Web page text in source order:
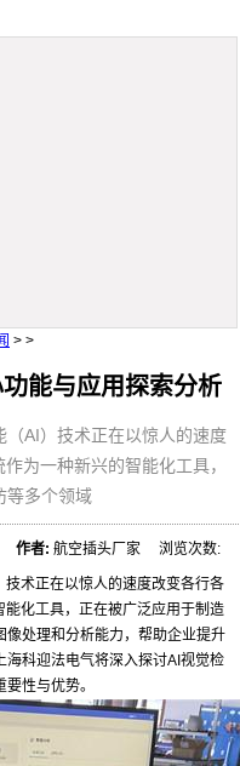
> >
能与应用探索分析
AI）技术正在以惊人的速度
为一种新兴的智能化工具，
等多个领域
作者: 航空插头厂家 浏览次数:
术正在以惊人的速度改变各行各
化工具，正在被广泛应用于制造
处理和分析能力，帮助企业提升
科迎法电气将深入探讨AI视觉检
性与优势。